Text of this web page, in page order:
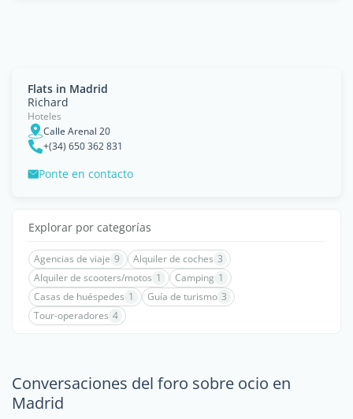
Flats in Madrid
Richard
Hoteles
Calle Arenal 20
+(34) 650 362 831
Ponte en contacto
Explorar por categorías
Agencias de viaje 9 Alquiler de coches 3
Alquiler de scooters/motos 1 Camping 1
Casas de huéspedes 1 Guía de turismo 3
Tour-operadores 4
Conversaciones del foro sobre ocio en
Madrid